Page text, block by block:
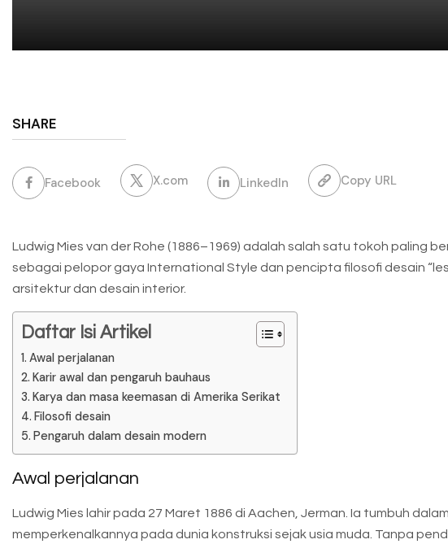
SHARE
Facebook X.com LinkedIn Copy URL
Ludwig Mies van der Rohe (1886–1969) adalah salah satu tokoh paling
sebagai pelopor gaya International Style dan pencipta filosofi desain
arsitektur dan desain interior.
Daftar Isi Artikel
Awal perjalanan
Karir awal dan pengaruh bauhaus
Karya dan masa keemasan di Amerika Serikat
Filosofi desain
Pengaruh dalam desain modern
Awal perjalanan
Ludwig Mies lahir pada 27 Maret 1886 di Aachen, Jerman. Ia tumbuh
memperkenalkannya pada dunia konstruksi sejak usia muda. Tanpa